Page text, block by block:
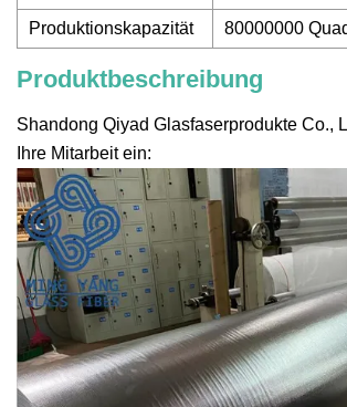
Produktionskapazität 80000000
Produktbeschreibung
Shandong Qiyad Glasfaserprodukte Co.,
Ihre Mitarbeit ein: